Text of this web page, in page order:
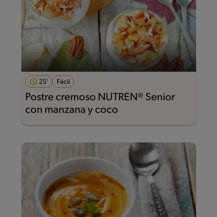
25' Fácil
Postre cremoso NUTREN® Senior
con manzana y coco